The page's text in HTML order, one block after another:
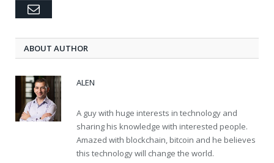
Email
ABOUT AUTHOR
ALEN
A guy with huge interests in technology and
sharing his knowledge with interested people.
Amazed with blockchain, bitcoin and he believes
this technology will change the world.